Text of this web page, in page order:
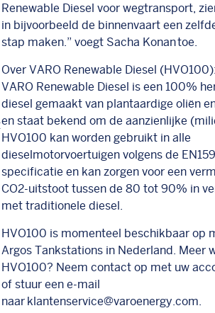
Renewable Diesel voor wegtransport,
in bijvoorbeeld de binnenvaarteen
stap maken.” voegt Sacha Konantoe.
Over VARO Renewable Diesel (HVO100):
VARO Renewable Diesel iseen 100%
diesel gemaakt van plantaardige oliën
en staat bekend om de aanzienlijke
HVO100 kan worden gebruikt in alle
dieselmotorvoertuigen volgens de
specificatie en kan zorgen voor een
CO2-uitstoot tussen de 80 tot 90% in
met traditionele diesel.
HVO100 is momenteel beschikbaar op
Argos Tankstations in Nederland. Meer
HVO100? Neem contact op met uw
of stuur een e-mail
naar klantenservice@varoenergy.com